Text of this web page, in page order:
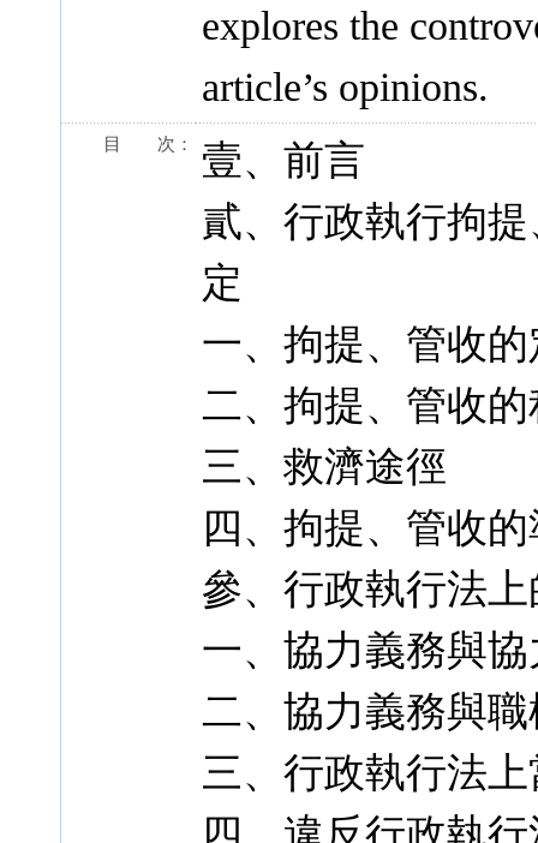
explores the
article’s opinions.
目 次：
壹、前言
貳、行政執行拘
定
一、拘提、管收
二、拘提、管收
三、救濟途徑
四、拘提、管收
參、行政執行法
一、協力義務與
二、協力義務與
三、行政執行法
四、違反行政執